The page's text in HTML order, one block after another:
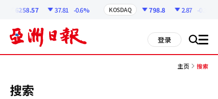
6258.57 37.81 -0.6% KOSDAQ 798.8 2.87 -0.36%
登录 搜 all
主页 搜索
搜索